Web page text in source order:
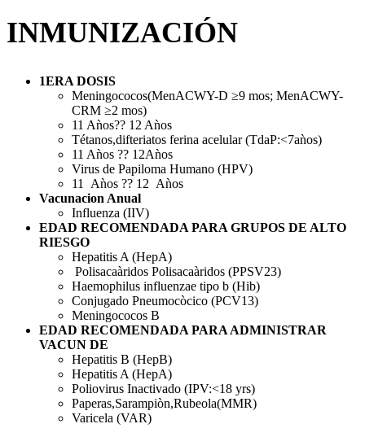
INMUNIZACIÓN
1ERA DOSIS
Meningococos(MenACWY-D ≥9 mos; MenACWY-
CRM ≥2 mos)
11 Aǹos?? 12 Aǹos
Tétanos,difteriatos ferina acelular (TdaP:<7aǹos)
11 Aǹos ?? 12Aǹos
Virus de Papiloma Humano (HPV)
11 Aǹos ?? 12 Aǹos
Vacunacion Anual
Influenza (IIV)
EDAD RECOMENDADA PARA GRUPOS DE ALTO
RIESGO
Hepatitis A (HepA)
Polisacaàridos Polisacaàridos (PPSV23)
Haemophilus influenzae tipo b (Hib)
Conjugado Pneumocòcico (PCV13)
Meningococos B
EDAD RECOMENDADA PARA ADMINISTRAR
VACUN DE
Hepatitis B (HepB)
Hepatitis A (HepA)
Poliovirus Inactivado (IPV:<18 yrs)
Paperas,Sarampiòn,Rubeola(MMR)
Varicela (VAR)